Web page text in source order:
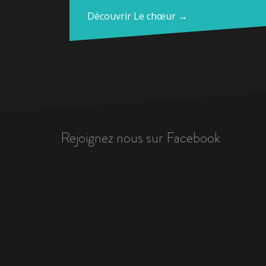
Découvrir Le chœur →
Rejoignez nous sur Facebook